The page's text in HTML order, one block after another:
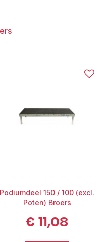
Podiumdeel 150 / 100 (excl.
Poten) Broers
€ 11,08